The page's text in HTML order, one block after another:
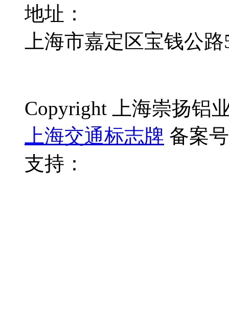
地址：
上海市嘉定区宝钱公
Copyright 上海崇扬
上海交通标志牌 备案
支持：